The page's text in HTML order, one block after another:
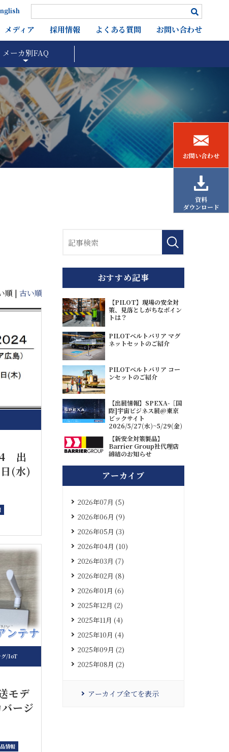
メディア 採用情報 よくある質問 お問い合わせ
お問い合わせ
資料
ダウンロード
メーカ別FAQ
順 | 古い順
出
(水)
グ/IoT
モデ
ージ
情報
おすすめ記事
【PILOT】現場の安全対
策、見落としがちなポイン
トは？
PILOTベルトバリア マグ
ネットセットのご紹介
PILOTベルトバリア コー
ンセットのご紹介
【出展情報】SPEXA-［国
際]宇宙ビジネス展@東京
ビックサイト
2026/5/27(水)~5/29(金)
【新安全対策製品】
Barrier Group社代理店
締結のお知らせ
アーカイブ
2026年07月 (5)
2026年06月 (9)
2026年05月 (3)
2026年04月 (10)
2026年03月 (7)
2026年02月 (8)
2026年01月 (6)
2025年12月 (2)
2025年11月 (4)
2025年10月 (4)
2025年09月 (2)
2025年08月 (2)
アーカイブ全てを表示